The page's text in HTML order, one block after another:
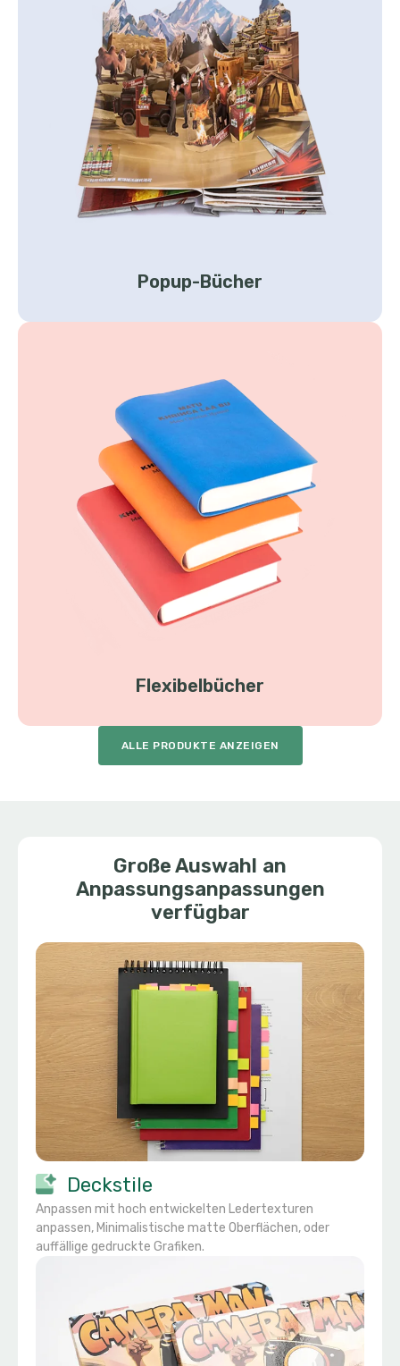
Popup-Bücher
Flexibelbücher
ALLE PRODUKTE ANZEIGEN
Große Auswahl an
Anpassungsanpassungen
verfügbar
Deckstile
Anpassen mit hoch entwickelten Ledertexturen
anpassen, Minimalistische matte Oberflächen, oder
auffällige gedruckte Grafiken.